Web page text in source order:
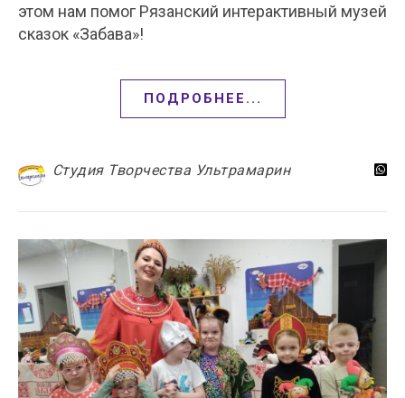
этом нам помог Рязанский интерактивный музей
сказок «Забава»!
ПОДРОБНЕЕ...
Студия Творчества Ультрамарин